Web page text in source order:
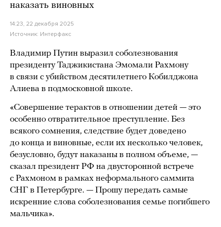
наказать виновных
14:23, 22 декабря 2025
Источник: Интерфакс
Владимир Путин выразил соболезнования
президенту Таджикистана Эмомали Рахмону
в связи с убийством десятилетнего Кобилджона
Алиева в подмосковной школе.
«Совершение терактов в отношении детей — это
особенно отвратительное преступление. Без
всякого сомнения, следствие будет доведено
до конца и виновные, если их несколько человек,
безусловно, будут наказаны в полном объеме, —
сказал президент РФ на двусторонной встрече
с Рахмоном в рамках неформального саммита
СНГ в Петербурге. — Прошу передать самые
искренние слова соболезнования семье погибшего
мальчика».